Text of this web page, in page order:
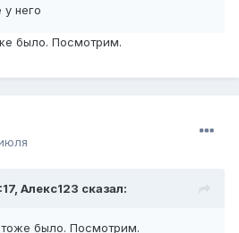
него
было. Посмотрим.
Алекс123 сказал:
было. Посмотрим.